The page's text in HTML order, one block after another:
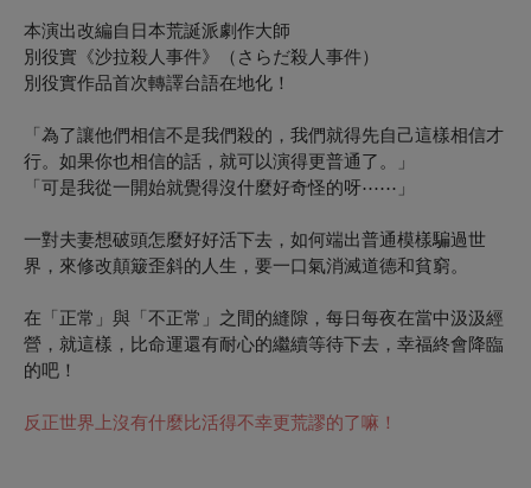
本演出改編自日本荒誕派劇作大師
別役實《沙拉殺人事件》（さらだ殺人事件）
別役實作品首次轉譯台語在地化！
「為了讓他們相信不是我們殺的，我們就得先自己這樣相信才
行。如果你也相信的話，就可以演得更普通了。」
「可是我從一開始就覺得沒什麼好奇怪的呀⋯⋯」
一對夫妻想破頭怎麼好好活下去，如何端出普通模樣騙過世
界，來修改顛簸歪斜的人生，要一口氣消滅道德和貧窮。
在「正常」與「不正常」之間的縫隙，每日每夜在當中汲汲經
營，就這樣，比命運還有耐心的繼續等待下去，幸福終會降臨
的吧！
反正世界上沒有什麼比活得不幸更荒謬的了嘛！